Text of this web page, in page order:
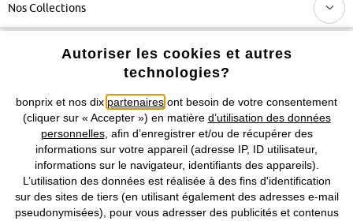
Nos Collections
Notre Entreprise
Retrouvez bonprix sur
Prix indiqués TVA comprise avec en susfrais de port & de service
CGV Données personnelles Paramètres des cookies
Autoriser les cookies et autres
technologies?
bonprix et nos dix partenaires ont besoin de votre consentement
(cliquer sur « Accepter ») en matière d’utilisation des données
personnelles, afin d’enregistrer et/ou de récupérer des
informations sur votre appareil (adresse IP, ID utilisateur,
informations sur le navigateur, identifiants des appareils).
L’utilisation des données est réalisée à des fins d'identification
sur des sites de tiers (en utilisant également des adresses e-mail
pseudonymisées), pour vous adresser des publicités et contenus